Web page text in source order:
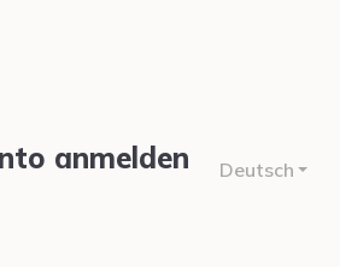
Deutsch
anmelden